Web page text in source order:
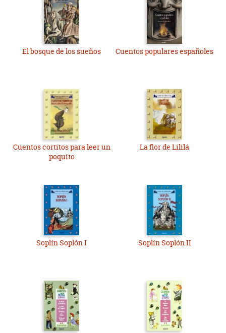
El bosque de los sueños Cuentos populares españoles
Cuentos cortitos para leer un
poquito
La flor de Lililá
Soplín Soplón I Soplín Soplón II